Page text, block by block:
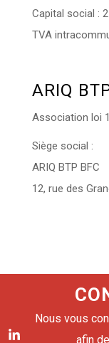
Capital social :
TVA
ARIQ
Association loi
Siège social :
ARIQ BTP BFC
12, rue des
Nous vous
afin